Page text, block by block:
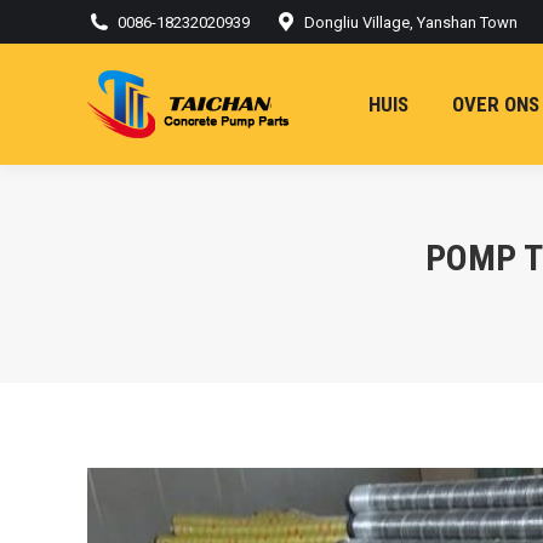
0086-18232020939 Dongliu Village, Yanshan Town
HUIS OVER ONS
POMP